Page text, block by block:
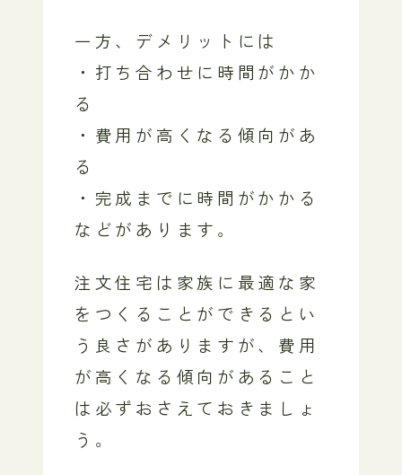
一方、デメリットには
・打ち合わせに時間がかか
る
・費用が高くなる傾向があ
る
・完成までに時間がかかる
などがあります。
注文住宅は家族に最適な家
をつくることができるとい
う良さがありますが、費用
が高くなる傾向があること
は必ずおさえておきましょ
う。